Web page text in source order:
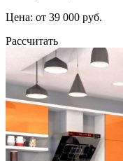
Цена: от 39 000 руб.
Рассчитать